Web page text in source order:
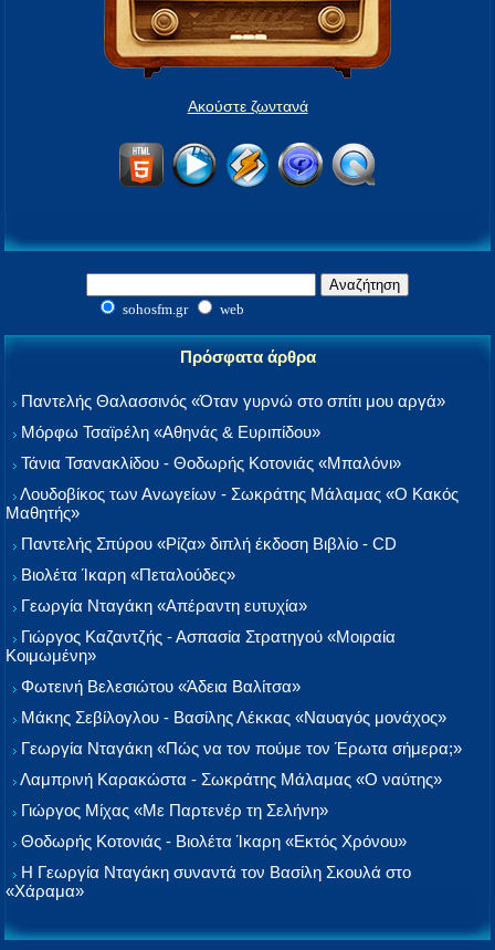
Ακούστε ζωντανά
sohosfm.gr web
Πρόσφατα άρθρα
Παντελής Θαλασσινός «Όταν γυρνώ στο σπίτι μου αργά»
Μόρφω Τσαϊρέλη «Αθηνάς & Ευριπίδου»
Τάνια Τσανακλίδου - Θοδωρής Κοτονιάς «Μπαλόνι»
Λουδοβίκος των Ανωγείων - Σωκράτης Μάλαμας «Ο Κακός
Μαθητής»
Παντελής Σπύρου «Ρίζα» διπλή έκδοση Βιβλίο - CD
Βιολέτα Ίκαρη «Πεταλούδες»
Γεωργία Νταγάκη «Aπέραντη ευτυχία»
Γιώργος Καζαντζής - Ασπασία Στρατηγού «Μοιραία
Κοιμωμένη»
Φωτεινή Βελεσιώτου «Άδεια Βαλίτσα»
Μάκης Σεβίλογλου - Βασίλης Λέκκας «Ναυαγός μονάχος»
Γεωργία Νταγάκη «Πώς να τον πούμε τον Έρωτα σήμερα;»
Λαμπρινή Καρακώστα - Σωκράτης Μάλαμας «Ο ναύτης»
Γιώργος Μίχας «Με Παρτενέρ τη Σελήνη»
Θοδωρής Κοτονιάς - Βιολέτα Ίκαρη «Εκτός Χρόνου»
Η Γεωργία Νταγάκη συναντά τον Βασίλη Σκουλά στο
«Χάραμα»